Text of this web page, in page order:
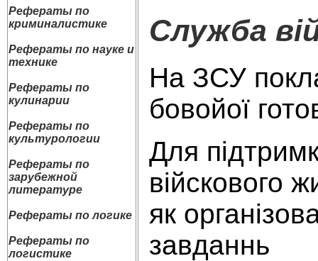
Рефераты по
криминалистике
Рефераты по науке и
технике
Рефераты по
кулинарии
Рефераты по
культурологии
Рефераты по
зарубежной
литературе
Рефераты по логике
Рефераты по
логистике
Служба
На ЗСУ
бовойої
Для
війскового
як
завданнь